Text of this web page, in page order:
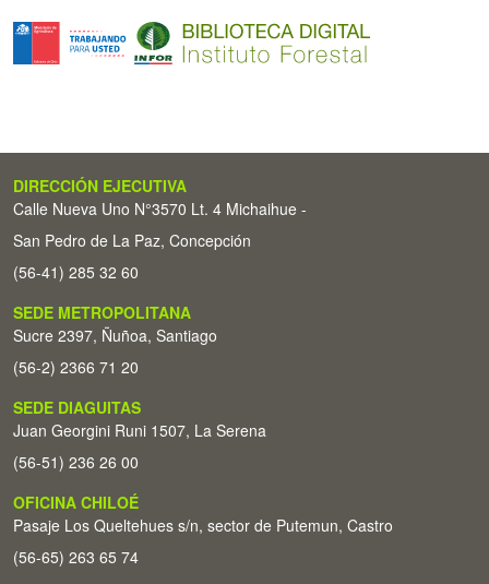
DIRECCIÓN EJECUTIVA
Calle Nueva Uno N°3570 Lt. 4 Michaihue -
San Pedro de La Paz, Concepción
(56-41) 285 32 60
SEDE METROPOLITANA
Sucre 2397, Ñuñoa, Santiago
(56-2) 2366 71 20
SEDE DIAGUITAS
Juan Georgini Runi 1507, La Serena
(56-51) 236 26 00
OFICINA CHILOÉ
Pasaje Los Queltehues s/n, sector de Putemun, Castro
(56-65) 263 65 74